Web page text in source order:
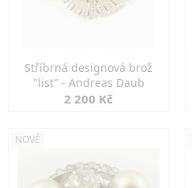
Stříbrná designová brož
"list" - Andreas Daub
2 200 Kč
NOVÉ